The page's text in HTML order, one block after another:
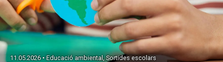
11.05.2026 • Educació ambiental, Sortides escolars